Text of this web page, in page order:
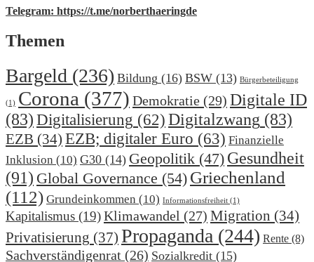
Telegram: https://t.me/norberthaeringde
Themen
Bargeld (236) Bildung (16) BSW (13) Bürgerbeteiligung
(1) Corona (377) Demokratie (29) Digitale ID
(83) Digitalisierung (62) Digitalzwang (83)
EZB (34) EZB; digitaler Euro (63) Finanzielle
Inklusion (10) G30 (14) Geopolitik (47) Gesundheit
(91) Global Governance (54) Griechenland
(112) Grundeinkommen (10) Informationsfreiheit (1)
Kapitalismus (19)Klimawandel (27) Migration (34)
Privatisierung (37) Propaganda (244) Rente (8)
Sachverständigenrat (26) Sozialkredit (15)